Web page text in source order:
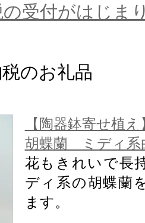
受付がはじま
のお礼品
【陶器鉢寄せ植
胡蝶蘭 ミディ系
花もきれいで長
ディ系の胡蝶蘭
ます。